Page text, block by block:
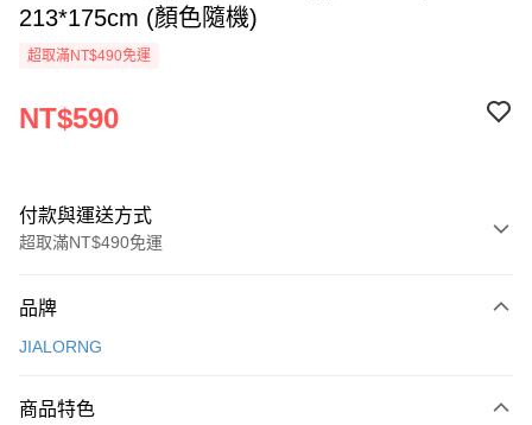
213*175cm (顏色隨機)
超取滿NT$490免運
NT$590
付款與運送方式
超取滿NT$490免運
信用卡一次付款
3 期 0 利率 每期
品牌
JIALORNG
商品特色